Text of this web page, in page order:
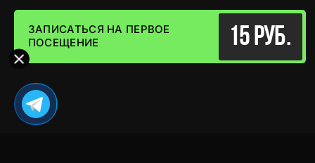
ЗАПИСАТЬСЯ НА ПЕРВОЕ
ПОСЕЩЕНИЕ
15 руб.